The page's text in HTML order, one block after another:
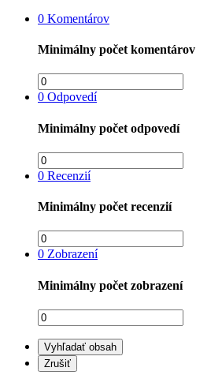
0 Komentárov
Minimálny počet komentárov
0 Odpovedí
Minimálny počet odpovedí
0 Recenzií
Minimálny počet recenzií
0 Zobrazení
Minimálny počet zobrazení
Vyhľadať obsah
Zrušiť